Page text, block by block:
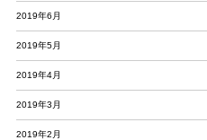
2019年6月
2019年5月
2019年4月
2019年3月
2019年2月